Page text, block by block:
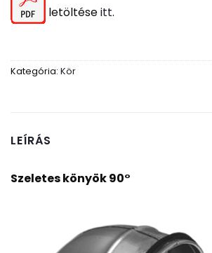
letöltéseitt.
Kategória: Kör
LEÍRÁS
Szeletes könyök 90°